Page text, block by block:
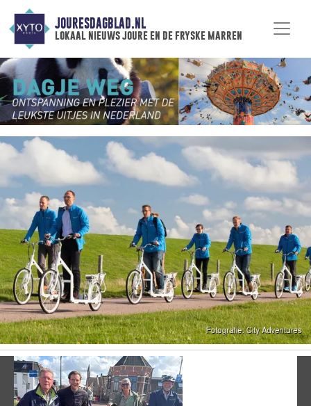
JOURESDAGBLAD.NL
lokaal nieuws joure en de fryske marren